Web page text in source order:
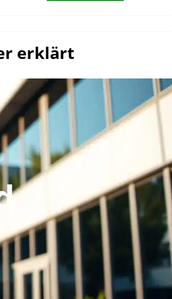
erklärt